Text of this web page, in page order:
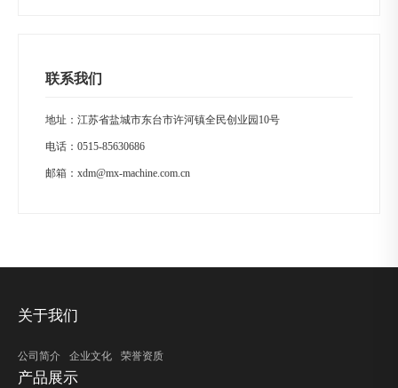
联系我们
地址：江苏省盐城市东台市许河镇全民创业园10号
电话： 0515-85630686
邮箱： xdm@mx-machine.com.cn
关于我们
公司简介 企业文化 荣誉资质
产品展示